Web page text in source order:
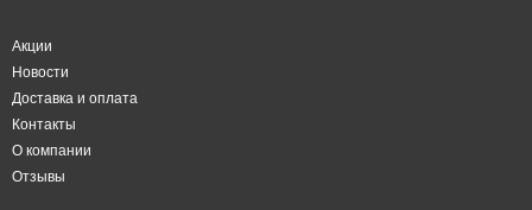
Акции
Новости
Доставка и оплата
Контакты
О компании
Отзывы